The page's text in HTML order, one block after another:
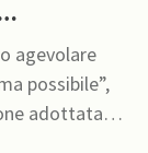
agevolare
possibile”,
adottata